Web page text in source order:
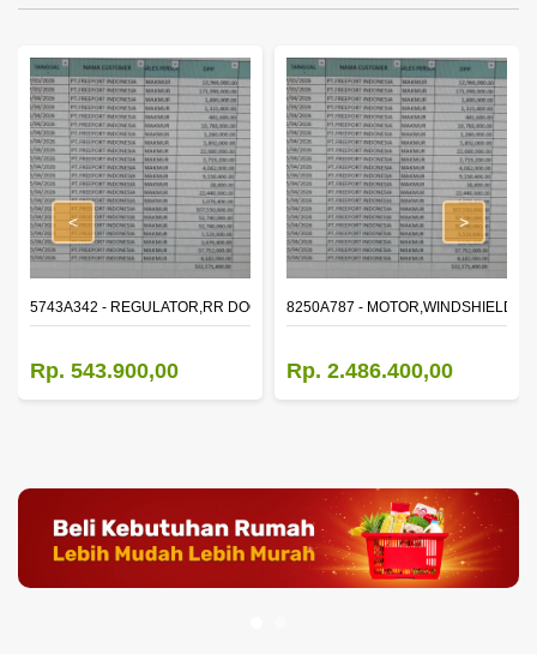
WINDOW,LH
5743A342 - REGULATOR,RR DOOR WINDOW,RH
Rp. 543.900,00
8250A787 - MOTOR,WINDSHIELD
Rp. 2.486.400,00
< >